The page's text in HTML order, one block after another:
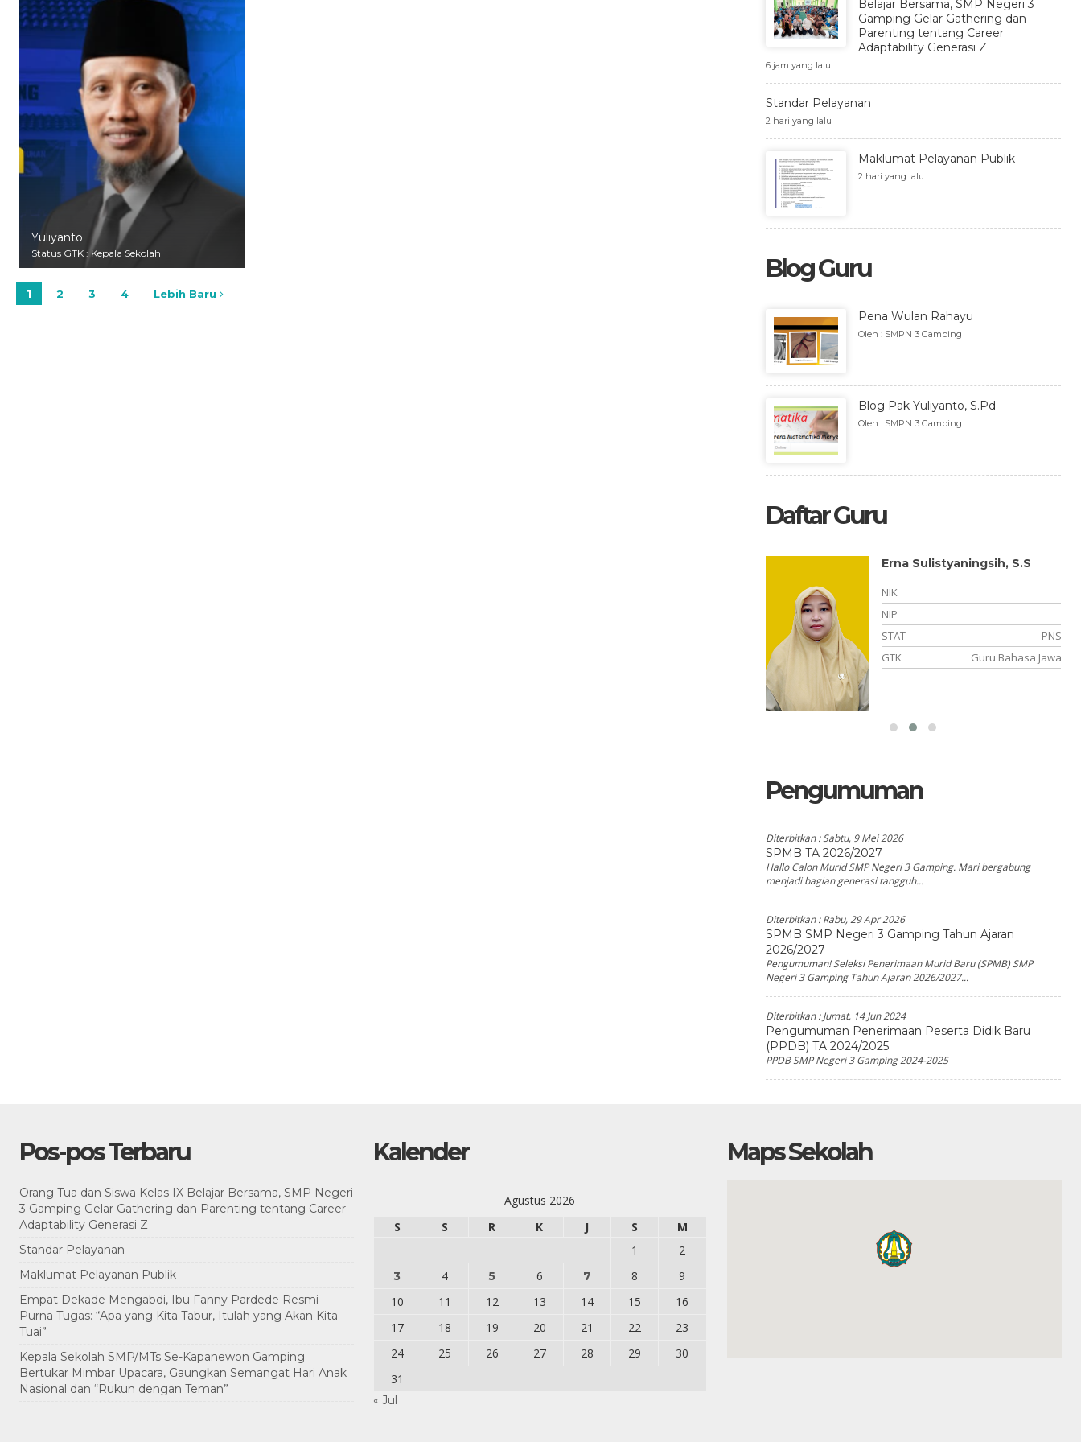
Yuliyanto
Status GTK : Kepala Sekolah
1 2 3 4 Lebih Baru
Belajar Bersama, SMP Negeri 3
Gamping Gelar Gathering dan
Parenting tentang Career
Adaptability Generasi Z
6 jam yang lalu
Standar Pelayanan
2 hari yang lalu
Maklumat Pelayanan Publik
2 hari yang lalu
Blog Guru
Pena Wulan Rahayu
Oleh : SMPN 3 Gamping
Blog Pak Yuliyanto, S.Pd
Oleh : SMPN 3 Gamping
Daftar Guru
Erna Sulistyaningsih, S.S
NIK
NIP
STAT
PNS
GTK
Guru Bahasa Jawa
Pengumuman
Diterbitkan :Sabtu, 9 Mei 2026
SPMB TA 2026/2027
Hallo Calon Murid SMP Negeri 3 Gamping. Mari bergabung
menjadi bagian generasi tangguh...
Diterbitkan :Rabu, 29 Apr 2026
SPMB SMP Negeri 3 Gamping Tahun Ajaran
2026/2027
Pengumuman! Seleksi Penerimaan Murid Baru (SPMB) SMP
Negeri 3 Gamping Tahun Ajaran 2026/2027...
Diterbitkan :Jumat, 14 Jun 2024
Pengumuman Penerimaan Peserta Didik Baru
(PPDB) TA 2024/2025
PPDB SMP Negeri 3 Gamping 2024-2025
Pos-pos Terbaru
Orang Tua dan Siswa Kelas IX Belajar Bersama, SMP Negeri
3 Gamping Gelar Gathering dan Parenting tentang Career
Adaptability Generasi Z
Standar Pelayanan
Maklumat Pelayanan Publik
Empat Dekade Mengabdi, Ibu Fanny Pardede Resmi
Purna Tugas: “Apa yang Kita Tabur, Itulah yang Akan Kita
Tuai”
Kepala Sekolah SMP/MTs Se-Kapanewon Gamping
Bertukar Mimbar Upacara, Gaungkan Semangat Hari Anak
Nasional dan “Rukun dengan Teman”
Kalender
Agustus 2026
S
S R K J S
M
1
2
3 4 5 6 7 8
9
10
11 12 13 14 15
16
17
18 19 20 21 22
23
24
25 26 27 28 29
30
31
« Jul
Maps Sekolah